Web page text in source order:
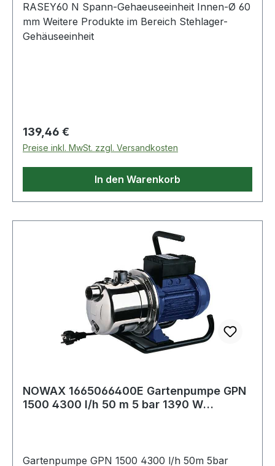
RASEY60 N Spann-Gehaeuseeinheit Innen-Ø 60
mm Weitere Produkte im Bereich Stehlager-
Gehäuseeinheit
Regulärer Preis:
139,46 €
Preise inkl. MwSt. zzgl. Versandkosten
In den Warenkorb
NOWAX 1665066400E Gartenpumpe GPN
1500 4300 l/h 50 m 5 bar 1390 W
Gartenpumpe GPN 1500 4300 l/h 50m 5bar